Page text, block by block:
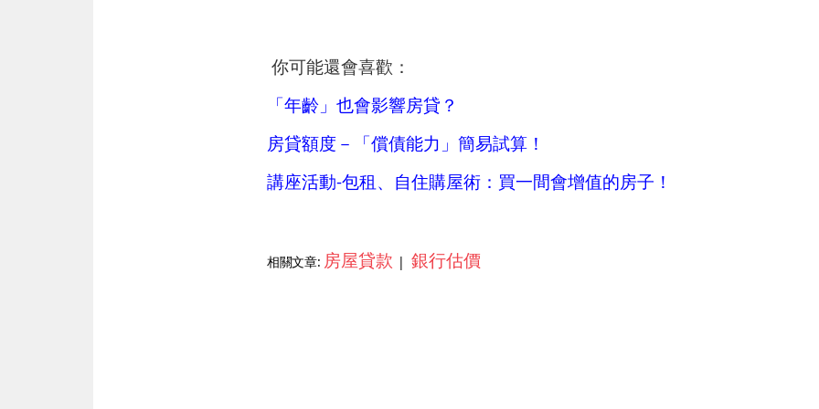
你可能還會喜歡：
「年齡」也會影響房貸？
房貸額度－「償債能力」簡易試算！
講座活動-包租、自住購屋術：買一間會增值的房子！
相關文章: 房屋貸款 | 銀行估價